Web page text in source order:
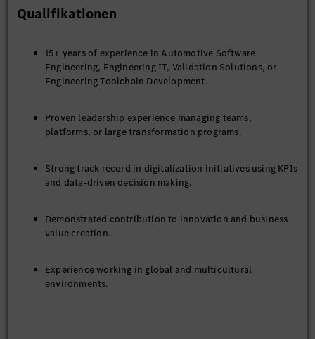
Qualifikationen
15+ years of experience in Automotive Software
Engineering, Engineering IT, Validation Solutions, or
Engineering Toolchain Development.
Proven leadership experience managing teams,
platforms, or large transformation programs.
Strong track record in digitalization initiatives using KPIs
and data-driven decision making.
Demonstrated contribution to innovation and business
value creation.
Experience working in global and multicultural
environments.